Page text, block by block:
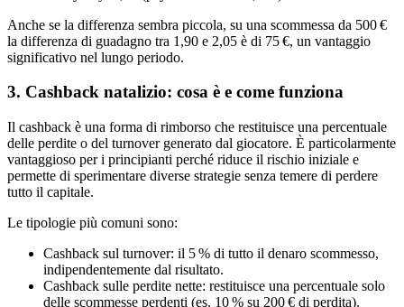
Anche se la differenza sembra piccola, su una scommessa da 500 €
la differenza di guadagno tra 1,90 e 2,05 è di 75 €, un vantaggio
significativo nel lungo periodo.
3. Cashback natalizio: cosa è e come funziona
Il cashback è una forma di rimborso che restituisce una percentuale
delle perdite o del turnover generato dal giocatore. È particolarmente
vantaggioso per i principianti perché riduce il rischio iniziale e
permette di sperimentare diverse strategie senza temere di perdere
tutto il capitale.
Le tipologie più comuni sono:
Cashback sul turnover: il 5 % di tutto il denaro scommesso,
indipendentemente dal risultato.
Cashback sulle perdite nette: restituisce una percentuale solo
delle scommesse perdenti (es. 10 % su 200 € di perdita).